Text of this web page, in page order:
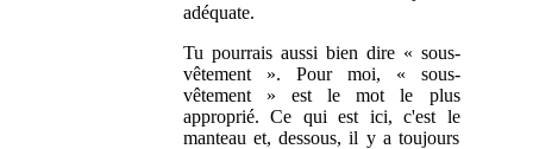
adéquate.
Tu pourrais aussi bien dire « sous-
vêtement ». Pour moi, « sous-
vêtement » est le mot le plus
approprié. Ce qui est ici, c'est le
manteau et, dessous, il y a toujours